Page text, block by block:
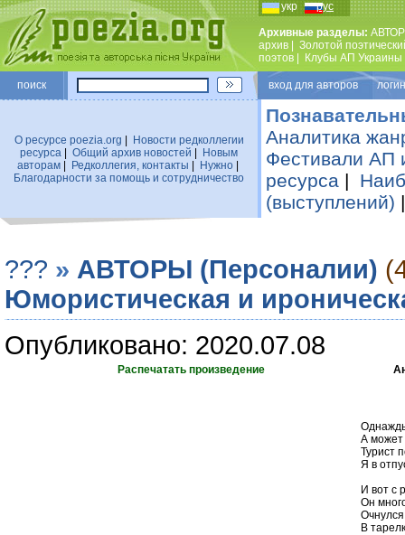
укр рус
Архивные разделы:
архив
Золотой
поэтов
Клубы АП Украины
поиск вход для авторов
О ресурсе poezia.org
Новости редколлегии
ресурса
Общий архив новостей
Новым
авторам| Редколлегия, контакты Нужно|
Благодарности за помощь и сотрудничество
Аналитика
Фестивали АП
ресурса |
(выступлений)
??? » АВТОРЫ (Персоналии)
Юмористическая и
Опубликовано: 2020.07.08
Распечатать произведение
А может
Турист
Я в
И вот с
Он
В